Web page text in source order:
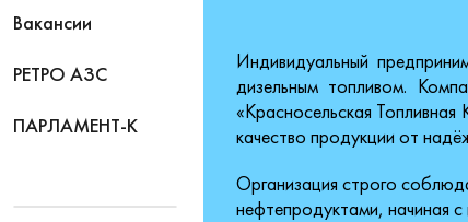
Вакансии
РЕТРО АЗС
ПАРЛАМЕНТ-К
Индивидуальный
дизельным топливом.
«Красносельская
качество продукции от
Организация строго
нефтепродуктами, начиная с